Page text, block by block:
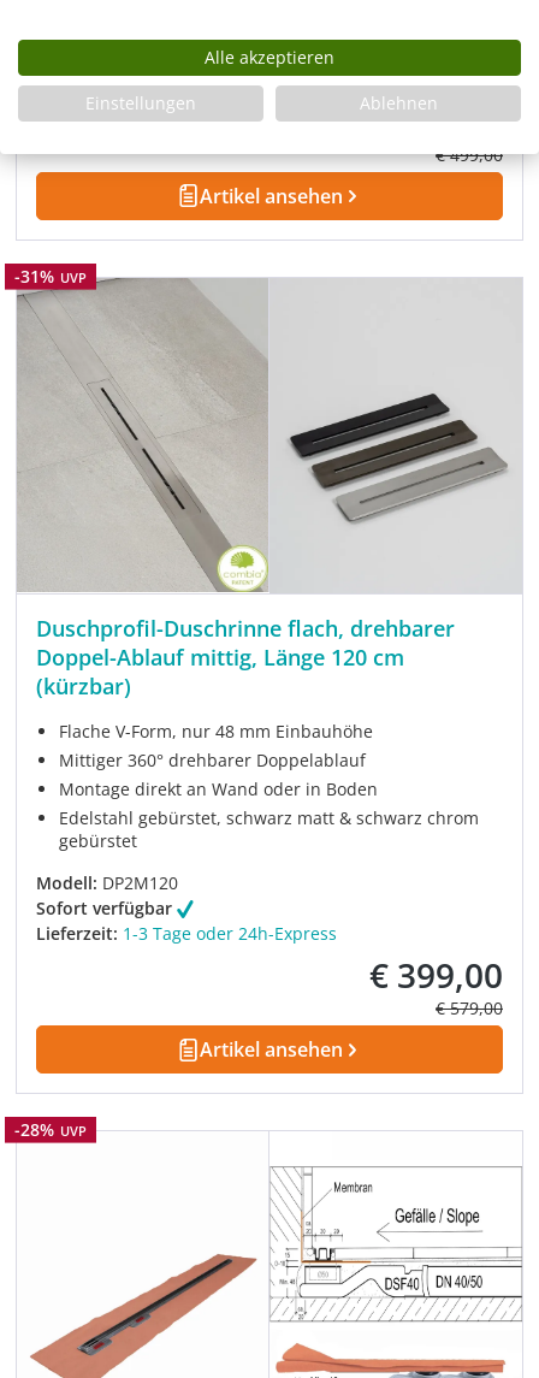
Lieferzeit:1-3 Tage oder 24h-Express
Verkaufspreis:
€ 359,00
Regulärer
€ 499,00
Artikel ansehen
Rabatt
-31% UVP
Duschprofil-Duschrinne flach, drehbarer
Doppel-Ablauf mittig, Länge 120 cm
(kürzbar)
Flache V-Form, nur 48 mm Einbauhöhe
Mittiger 360° drehbarer Doppelablauf
Montage direkt an Wand oder in Boden
Edelstahl gebürstet, schwarz matt & schwarz chrom
gebürstet
Modell: DP2M120
Sofort verfügbar
Lieferzeit: 1-3 Tage oder 24h-Express
Verkaufspreis:
€ 399,00
Regulärer
€ 579,00
Artikel ansehen
Rabatt
-28% UVP
Alle akzeptieren
Einstellungen
Ablehnen